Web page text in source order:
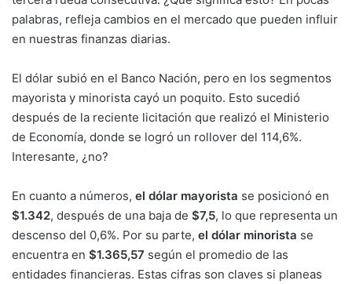
palabras, refleja cambios en el mercado que pueden influir
en nuestras finanzas diarias.
El dólar subió en el Banco Nación, pero en los segmentos
mayorista y minorista cayó un poquito. Esto sucedió
después de la reciente licitación que realizó el Ministerio
de Economía, donde se logró un rollover del 114,6%.
Interesante, ¿no?
En cuanto a números, el dólar mayorista se posicionó en
$1.342, después de una baja de $7,5, lo que representa un
descenso del 0,6%. Por su parte, el dólar minorista se
encuentra en $1.365,57 según el promedio de las
entidades financieras. Estas cifras son claves si planeas